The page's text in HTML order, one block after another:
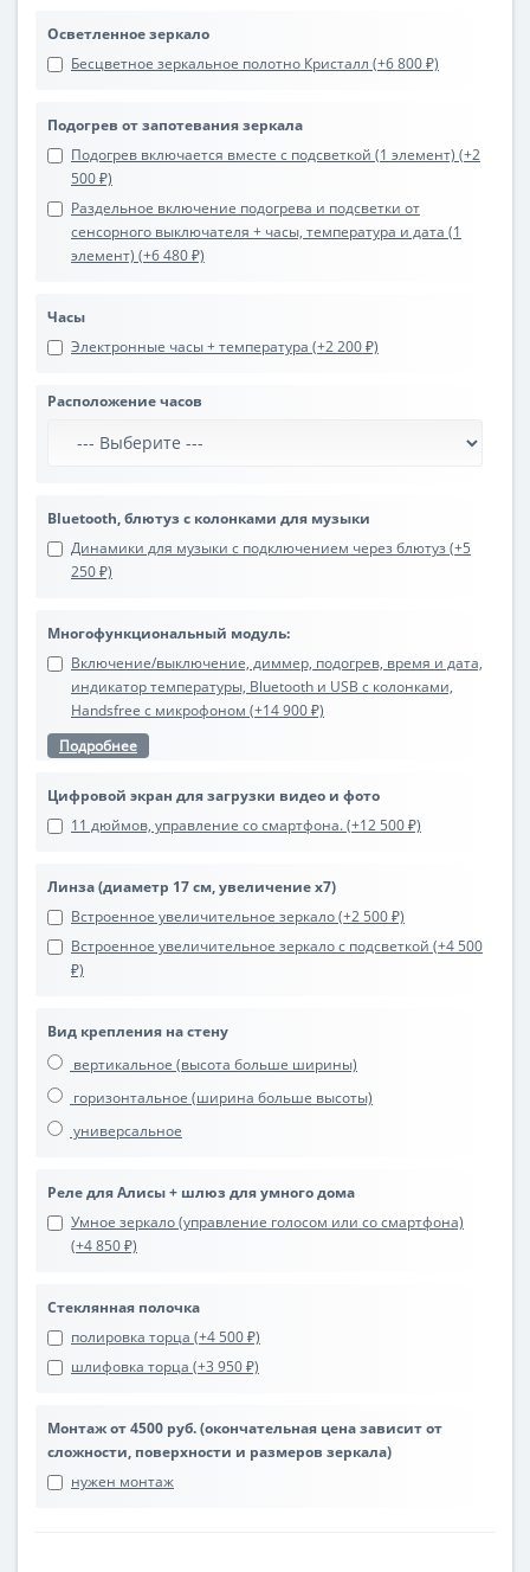
Осветленное зеркало
Бесцветное зеркальное полотно Кристалл (+6 800 ₽)
Подогрев от запотевания зеркала
Подогрев включается вместе с подсветкой (1 элемент) (+2
500 ₽)
Раздельное включение подогрева и подсветки от
сенсорного выключателя + часы, температура и дата (1
элемент) (+6 480 ₽)
Часы
Электронные часы + температура (+2 200 ₽)
Расположение часов
Bluetooth, блютуз с колонками для музыки
Динамики для музыки с подключением через блютуз (+5
250 ₽)
Многофункциональный модуль:
Включение/выключение, диммер, подогрев, время и дата,
индикатор температуры, Bluetooth и USB с колонками,
Handsfree с микрофоном (+14 900 ₽)
Подробнее
Цифровой экран для загрузки видео и фото
11 дюймов, управление со смартфона. (+12 500 ₽)
Линза (диаметр 17 см, увеличение х7)
Встроенное увеличительное зеркало (+2 500 ₽)
Встроенное увеличительное зеркало с подсветкой (+4 500
₽)
Вид крепления на стену
вертикальное (высота больше ширины)
горизонтальное (ширина больше высоты)
универсальное
Реле для Алисы + шлюз для умного дома
Умное зеркало (управление голосом или со смартфона)
(+4 850 ₽)
Стеклянная полочка
полировка торца (+4 500 ₽)
шлифовка торца (+3 950 ₽)
Монтаж от 4500 руб. (окончательная цена зависит от
сложности, поверхности и размеров зеркала)
нужен монтаж